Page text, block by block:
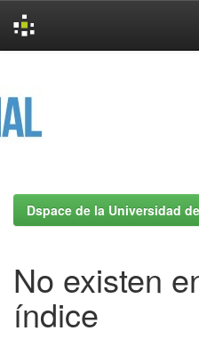
Dspace de la Universidad
No existen
índice